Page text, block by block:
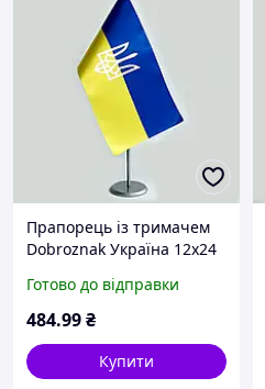
Прапорець із тримачем
Dobroznak Україна 12х24
D10-2026
Готово до відправки
484.99₴
Купити